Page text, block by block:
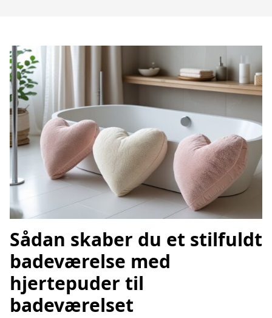
Sådan skaber du et stilfuldt
badeværelse med
hjertepuder til
badeværelset